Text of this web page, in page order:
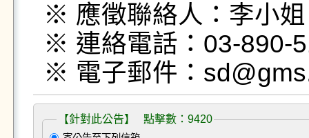
※ 應徵聯絡人：李小姐
※ 連絡電話：03-890-
※ 電子郵件：
【針對此公告】 點擊數：9420